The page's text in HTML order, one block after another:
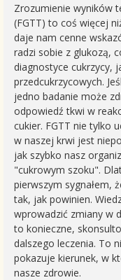
Zrozumienie wyników
(FGTT) to coś więcej
daje nam cenne
radzi sobie z glukozą,
diagnostyce cukrzycy,
przedcukrzycowych.
jedno badanie może
odpowiedź tkwi w
cukier. FGTT nie tylko
w naszej krwi jest
jak szybko nasz
"cukrowym szoku".
pierwszym sygnałem,
tak, jak powinien.
wprowadzić zmiany w
to konieczne,
dalszego leczenia. To
pokazuje kierunek, w
nasze zdrowie.